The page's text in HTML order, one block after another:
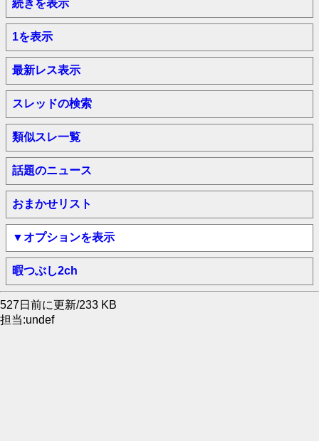
続きを表示
1を表示
最新レス表示
スレッドの検索
類似スレ一覧
話題のニュース
おまかせリスト
▼オプションを表示
暇つぶし2ch
527日前に更新/233 KB
担当:undef